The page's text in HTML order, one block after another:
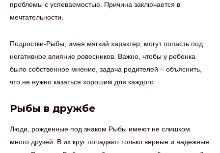
проблемы с успеваемостью. Причина заключается в
мечтательности.
Подростки-Рыбы, имея мягкий характер, могут попасть под
негативное влияние ровесников. Важно, чтобы у ребенка
было собственное мнение, задача родителей – объяснить,
что не нужно казаться хорошим для каждого.
Рыбы в дружбе
Люди, рожденные под знаком Рыбы имеют не слишком
много друзей. В их круг попадают только верные и надежные